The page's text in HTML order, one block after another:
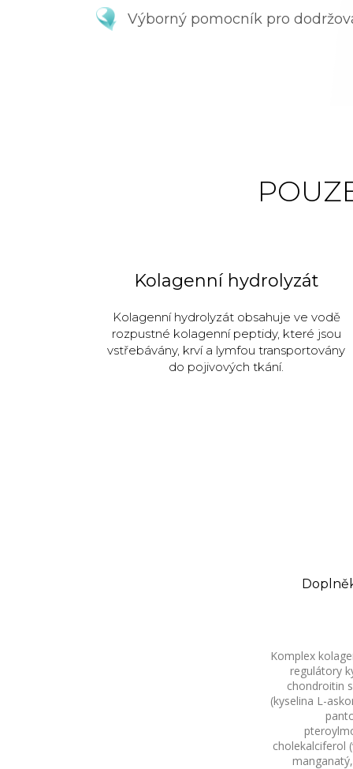
Výborný pomocník pro
Kolagenní hydrolyzát
Kolagenní hydrolyzát obsahuje ve vodě
rozpustné kolagenní peptidy, které jsou
vstřebávány, krví a lymfou transportovány
do pojivových tkání.
Komplex
regulátory
chondroitin
(kyselina L-
cholekalciferol